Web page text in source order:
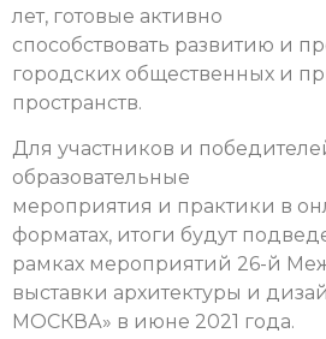
лет, готовые активно
способствовать развитию и
городских общественных и
пространств.
Для участников и
образовательные
мероприятия и практики в
форматах, итоги будут
рамках мероприятий 26-й
выставки архитектуры и
МОСКВА» в июне 2021 года.